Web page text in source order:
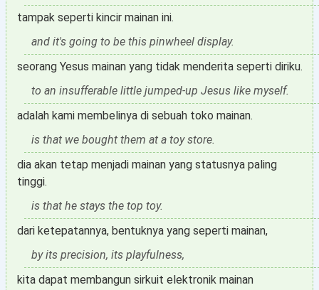
tampak seperti kincir mainan ini.
and it's going to be this pinwheel display.
seorang Yesus mainan yang tidak menderita seperti diriku.
to an insufferable little jumped-up Jesus like myself.
adalah kami membelinya di sebuah toko mainan.
is that we bought them at a toy store.
dia akan tetap menjadi mainan yang statusnya paling
tinggi.
is that he stays the top toy.
dari ketepatannya, bentuknya yang seperti mainan,
by its precision, its playfulness,
kita dapat membangun sirkuit elektronik mainan